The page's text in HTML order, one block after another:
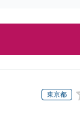
東京都